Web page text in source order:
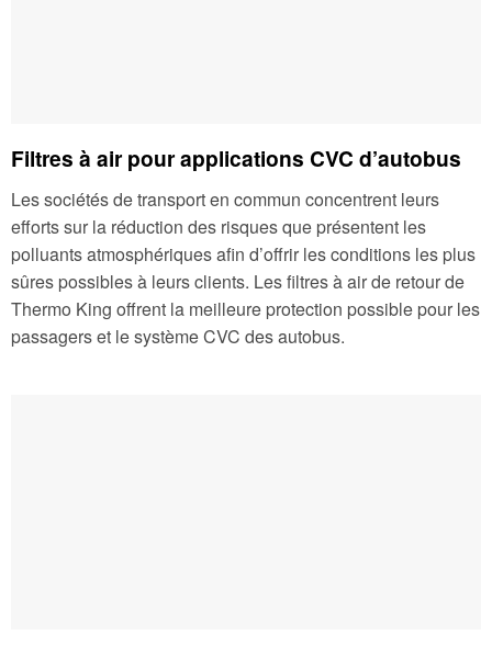
Filtres à air pour applications CVC d’autobus
Les sociétés de transport en commun concentrent leurs
efforts sur la réduction des risques que présentent les
polluants atmosphériques afin d’offrir les conditions les plus
sûres possibles à leurs clients. Les filtres à air de retour de
Thermo King offrent la meilleure protection possible pour les
passagers et le système CVC des autobus.